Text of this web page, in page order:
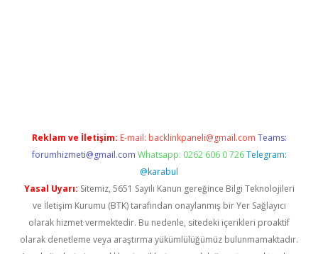
Reklam ve İletişim: E-mail: backlinkpaneli@gmail.com Teams:
forumhizmeti@gmail.com Whatsapp: 0262 606 0 726 Telegram:
@karabul
Yasal Uyarı: Sitemiz, 5651 Sayılı Kanun gereğince Bilgi Teknolojileri
ve İletişim Kurumu (BTK) tarafından onaylanmış bir Yer Sağlayıcı
olarak hizmet vermektedir. Bu nedenle, sitedeki içerikleri proaktif
olarak denetleme veya araştırma yükümlülüğümüz bulunmamaktadır.